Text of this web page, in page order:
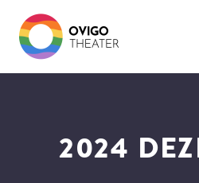
2024